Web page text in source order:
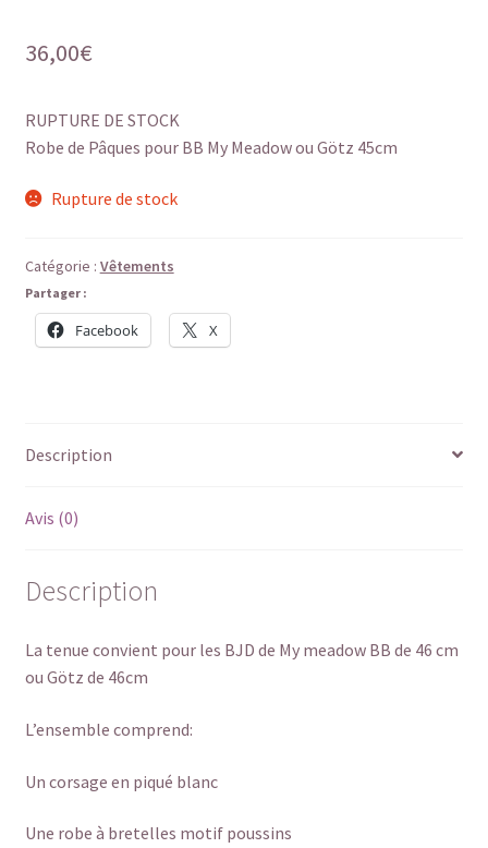
36,00€
RUPTURE DE STOCK
Robe de Pâques pour BB My Meadow ou Götz 45cm
Rupture de stock
Catégorie : Vêtements
Partager :
Facebook X
Description
Avis (0)
Description
La tenue convient pour les BJD de My meadow BB de 46 cm
ou Götz de 46cm
L’ensemble comprend:
Un corsage en piqué blanc
Une robe à bretelles motif poussins